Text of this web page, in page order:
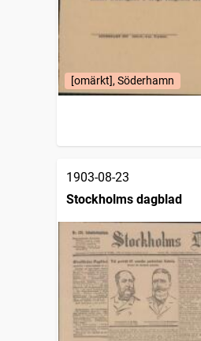
[omärkt], Söderhamn
1903-08-23
Stockholms dagblad